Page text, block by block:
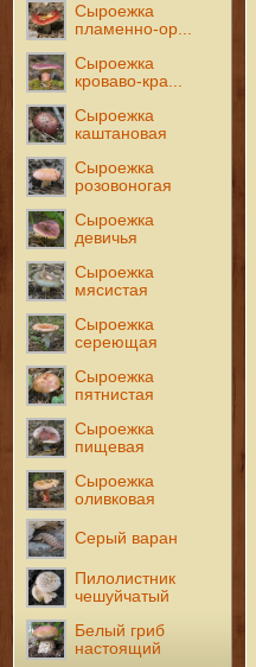
Сыроежка
пламенно-ор...
Сыроежка
кроваво-кра...
Сыроежка
каштановая
Сыроежка
розовоногая
Сыроежка
девичья
Сыроежка
мясистая
Сыроежка
сереющая
Сыроежка
пятнистая
Сыроежка
пищевая
Сыроежка
оливковая
Серый варан
Пилолистник
чешуйчатый
Белый гриб
настоящий